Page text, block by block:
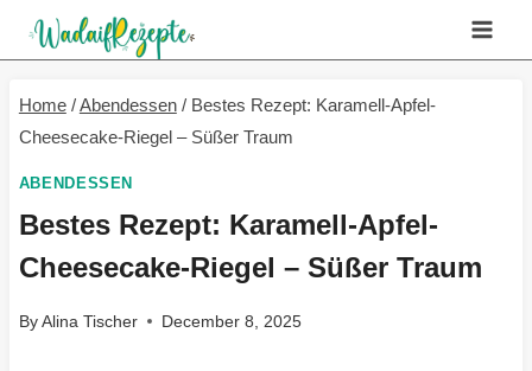
Skip
to
content
Home /Abendessen / Bestes Rezept: Karamell-Apfel-
Cheesecake-Riegel – Süßer Traum
ABENDESSEN
Bestes Rezept: Karamell-Apfel-
Cheesecake-Riegel – Süßer Traum
ByAlina Tischer December 8, 2025